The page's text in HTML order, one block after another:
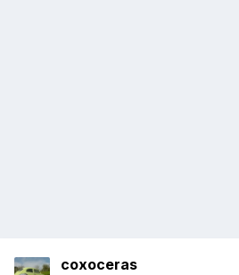
coxoceras